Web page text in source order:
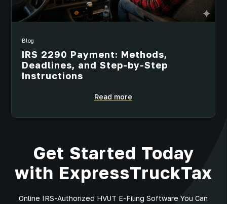
Blog
IRS 2290 Payment: Methods,
Deadlines, and Step-by-Step
Instructions
Read more
Get Started Today
with ExpressTruckTax
Online IRS-Authorized HVUT E-Filing Software You Can